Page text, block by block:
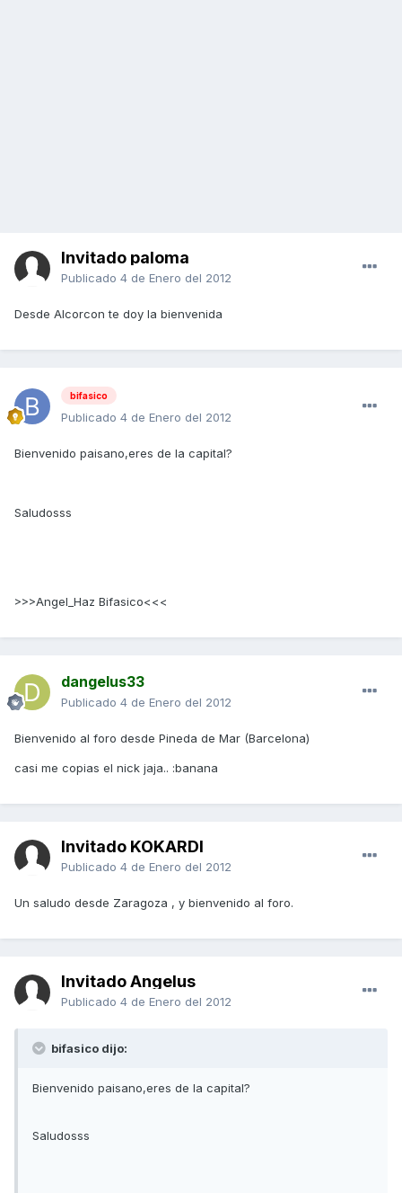
Invitado paloma
Publicado 4 de Enero del 2012
Desde Alcorcon te doy la bienvenida
bifasico
Publicado 4 de Enero del 2012
Bienvenido paisano,eres de la capital?
Saludosss
>>>Angel_Haz Bifasico<<<
dangelus33
Publicado 4 de Enero del 2012
Bienvenido al foro desde Pineda de Mar (Barcelona)
casi me copias el nick jaja.. :banana
Invitado KOKARDI
Publicado 4 de Enero del 2012
Un saludo desde Zaragoza , y bienvenido al foro.
Invitado Angelus
Publicado 4 de Enero del 2012
bifasico dijo:
Bienvenido paisano,eres de la capital?
Saludosss